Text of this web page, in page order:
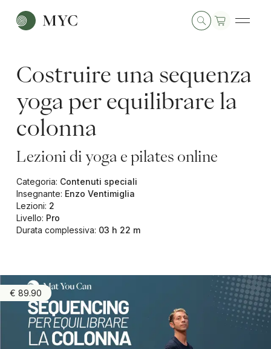
Costruire una sequenza
yoga per equilibrare la
colonna
Lezioni di yoga e pilates online
Categoria: Contenuti speciali
Insegnante: Enzo Ventimiglia
Lezioni: 2
Livello: Pro
Durata complessiva: 03 h 22 m
€ 89.90